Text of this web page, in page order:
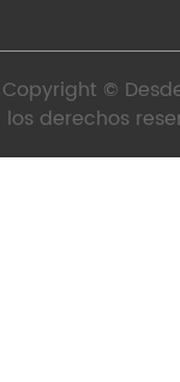
Copyright ©
los derechos